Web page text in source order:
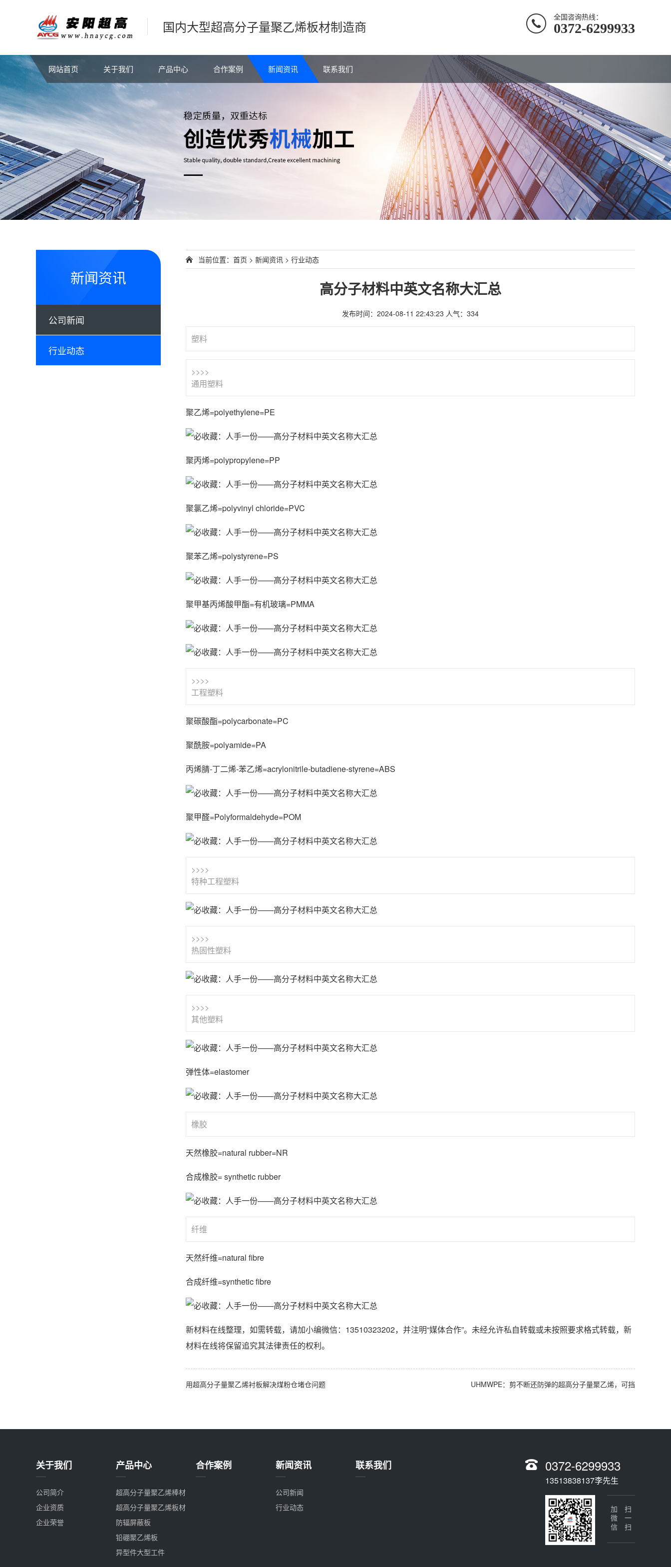
国内大型超高分子量聚乙烯板材制造商
全国咨询热线：
0372-6299933
网站首页 关于我们 产品中心 合作案例 新闻资讯 联系我们
新闻资讯
公司新闻
行业动态
当前位置： 首页 > 新闻资讯 > 行业动态
高分子材料中英文名称大汇总
发布时间：2024-08-11 22:43:23 人气： 334
塑料
>>>>
通用塑料
聚乙烯=polyethylene=PE
聚丙烯=polypropylene=PP
聚氯乙烯=polyvinyl chloride=PVC
聚苯乙烯=polystyrene=PS
聚甲基丙烯酸甲酯=有机玻璃=PMMA
>>>>
工程塑料
聚碳酸酯=polycarbonate=PC
聚酰胺=polyamide=PA
丙烯腈-丁二烯-苯乙烯=acrylonitrile-butadiene-styrene=ABS
聚甲醛=Polyformaldehyde=POM
>>>>
特种工程塑料
>>>>
热固性塑料
>>>>
其他塑料
弹性体=elastomer
橡胶
天然橡胶=natural rubber=NR
合成橡胶= synthetic rubber
纤维
天然纤维=natural fibre
合成纤维=synthetic fibre
新材料在线整理，如需转载，请加小编微信：13510323202，并注明“媒体合作”。未经允许私自转载或未按照要求格式转载，新
材料在线将保留追究其法律责任的权利。
用超高分子量聚乙烯衬板解决煤粉仓堵仓问题 UHMWPE：剪不断还防弹的超高分子量聚乙烯，可挡
关于我们
公司简介
企业资质
企业荣誉
产品中心
超高分子量聚乙烯棒材
超高分子量聚乙烯板材
防辐屏蔽板
铅硼聚乙烯板
异型件大型工件
合作案例 新闻资讯
公司新闻
行业动态
联系我们 0372-6299933
13513838137李先生
扫一扫
加微信